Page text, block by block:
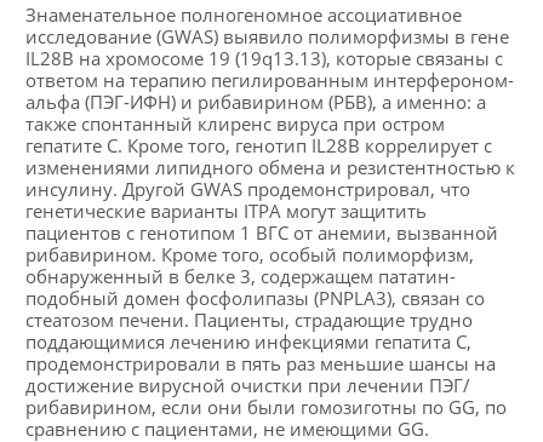
Знаменательное полногеномное ассоциативное
исследование (GWAS) выявило полиморфизмы в гене
IL28B на хромосоме 19 (19q13.13), которые связаны с
ответом на терапию пегилированным интерфероном-
альфа (ПЭГ-ИФН) и рибавирином (РБВ), а именно: а
также спонтанный клиренс вируса при остром
гепатите С. Кроме того, генотип IL28B коррелирует с
изменениями липидного обмена и резистентностью к
инсулину. Другой GWAS продемонстрировал, что
генетические варианты ITPA могут защитить
пациентов с генотипом 1 ВГС от анемии, вызванной
рибавирином. Кроме того, особый полиморфизм,
обнаруженный в белке 3, содержащем пататин-
подобный домен фосфолипазы (PNPLA3), связан со
стеатозом печени. Пациенты, страдающие трудно
поддающимися лечению инфекциями гепатита С,
продемонстрировали в пять раз меньшие шансы на
достижение вирусной очистки при лечении ПЭГ/
рибавирином, если они были гомозиготны по GG, по
сравнению с пациентами, не имеющими GG.